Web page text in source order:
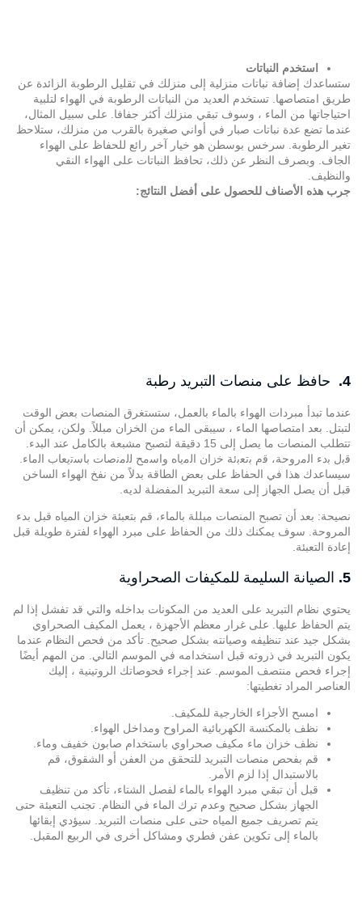
استخدم النباتات
ستساعدك إضافة نباتات منزلية إلى منزلك في تقليل الرطوبة الزائدة عن
طريق امتصاصها. تستخدم العديد من النباتات الرطوبة في الهواء لتلبية
احتياجاتها من الماء ، وسوف تبقي منزلك أكثر جفافا. على سبيل المثال،
عندما تضع عدة نباتات صبار في أواني صغيرة بالقرب من منزلك، ستلاحظ
تغير الرطوبة. سرخس بوسطن هو خيار آخر رائع للحفاظ على الهواء
الجاف. وبصرف النظر عن ذلك، تحافظ النباتات على الهواء النقي
والنظيف.
جرب هذه الأصناف للحصول على أفضل النتائج:
4. حافظ على منصات التبريد رطبة
عندما تبدأ مبردات الهواء بالماء بالعمل، ستستغرق المنصات بعض الوقت
لتبتل. بعد امتصاصها الماء ، سيبقى الماء من الخزان مبللاً. ولكن، يمكن أن
تتطلب المنصات ما يصل إلى 15 دقيقة لتصبح مشبعة بالكامل عند البدء.
ﻗﺑل ﺑدء اﻟﻣروﺣﺔ، ﻗم ﺑﺗﻌﺑﺋﺔ ﺧزان اﻟﻣﯾﺎه واﺳﻣﺢ ﻟﻟﻣﻧﺻﺎت ﺑﺎﺳﺗﯾﻌﺎب اﻟﻣﺎء.
سيساعدك هذا في الحفاظ على بعض الطاقة بدلاً من نفخ الهواء الساخن
قبل أن يصل الجهاز إلى سعة التبريد المفضلة لديه.
نصيحة: بعد أن تصبح المنصات مبللة بالماء، قم بتعبئة خزان المياه قبل بدء
المروحة. سوف يمكنك ذلك من الحفاظ على مبرد الهواء لفترة طويلة قبل
إعادة التعبئة.
5. الصيانة السليمة للمكيفات الصحراوية
يحتوي نظام التبريد على العديد من المكونات بداخله والتي قد تفشل إذا لم
يتم الحفاظ عليها. على غرار معظم الأجهزة ، يعمل المكيف الصحراوي
بشكل جيد عند تنظيفه وصيانته بشكل صحيح. تأكد من فحص النظام عندما
يكون التبريد في ذروته قبل استخدامه في الموسم التالي. من المهم أيضًا
إجراء فحص منتصف الموسم. عند إجراء فحوصاتك الروتينية ، إليك
العناصر المراد تغطيتها:
امسح الأجزاء الخارجية للمكيف.
نظف بالمكنسة الكهربائية المراوح ومداخل الهواء.
نظف خزان ماء مكيف صحراوي باستخدام صابون خفيف وماء.
قم بفحص منصات التبريد للتحقق من العفن أو الشقوق، قم
بالاستبدال إذا لزم الأمر.
قبل أن تبقي مبرد الهواء بالماء لفصل الشتاء، تأكد من تنظيف
الجهاز بشكل صحيح وعدم ترك الماء في النظام. تجنب التعبئة حتى
يتم تصريف جميع المياه حتى على منصات التبريد. سيؤدي إبقائها
بالماء إلى تكوين عفن فطري ومشاكل أخرى في الربيع المقبل.